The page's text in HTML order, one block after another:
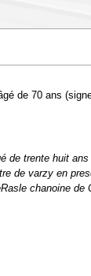
de 70 ans
de trente huit
de varzy en
chanoine de